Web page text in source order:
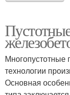
Многопустотные
технологии
Основная